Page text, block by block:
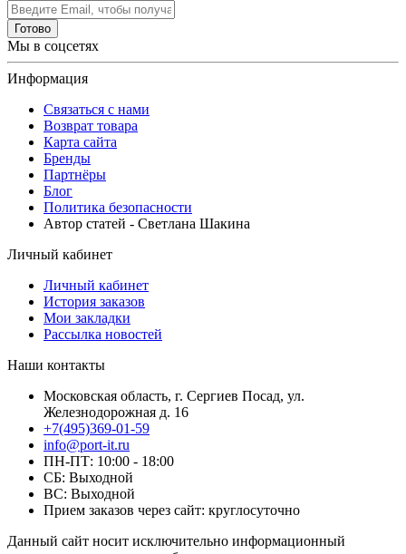
Готово
Мы в соцсетях
Информация
Связаться с нами
Возврат товара
Карта сайта
Бренды
Партнёры
Блог
Политика безопасности
Автор статей - Светлана Шакина
Личный кабинет
Личный кабинет
История заказов
Мои закладки
Рассылка новостей
Наши контакты
Московская область, г. Сергиев Посад, ул.
Железнодорожная д. 16
+7(495)369-01-59
info@port-it.ru
ПН-ПТ: 10:00 - 18:00
СБ: Выходной
ВС: Выходной
Прием заказов через сайт: круглосуточно
Данный сайт носит исключительно информационный